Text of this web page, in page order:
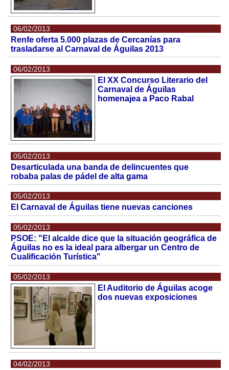
06/02/2013
Renfe oferta 5.000 plazas de Cercanías para
trasladarse al Carnaval de Águilas 2013
06/02/2013
El XX Concurso Literario del
Carnaval de Águilas
homenajea a Paco Rabal
05/02/2013
Desarticulada una banda de delincuentes que
robaba palas de pádel de alta gama
05/02/2013
El Carnaval de Águilas tiene nuevas canciones
05/02/2013
PSOE: "El alcalde dice que la situación geográfica de
Águilas no es la ideal para albergar un Centro de
Cualificación Turística"
05/02/2013
El Auditorio de Águilas acoge
dos nuevas exposiciones
04/02/2013